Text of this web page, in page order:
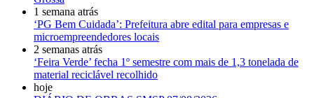
1 semana atrás
‘PG Bem Cuidada’: Prefeitura abre edital para empresas e
microempreendedores locais
2 semanas atrás
‘Feira Verde’ fecha 1º semestre com mais de 1,3 tonelada de
material reciclável recolhido
hoje